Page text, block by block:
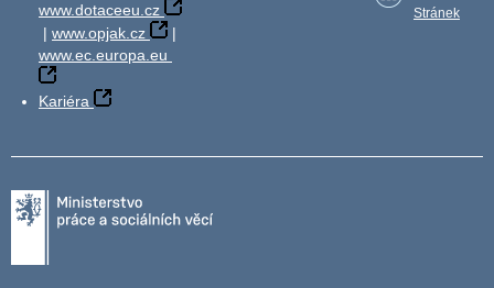
www.dotaceeu.cz
| www.opjak.cz
|
www.ec.europa.eu
Kariéra
Stránek